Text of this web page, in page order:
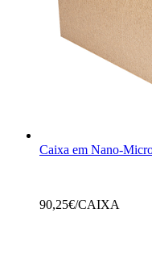
Caixa em Nano-
90,25€/CAIXA